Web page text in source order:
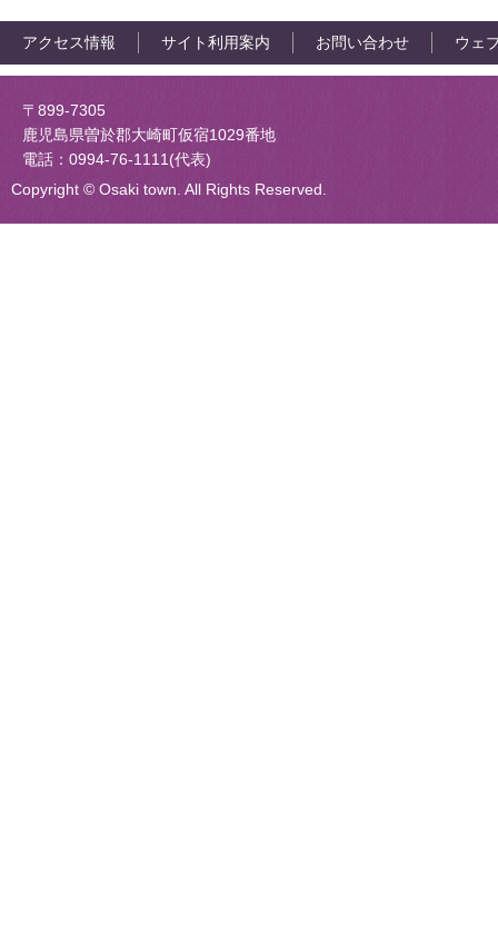
アクセス情報 サイト利用案内 お問い合わせ ウェ
大崎町役場
〒899-7305
鹿児島県曽於郡大崎町仮宿1029番地
電話：0994-76-1111(代表)
Copyright © Osaki town. All Rights Reserved.